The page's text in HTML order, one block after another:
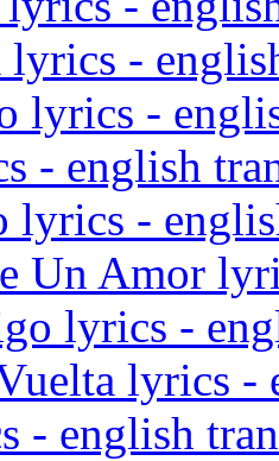
-
lyrics -
- english
lyrics -
Un Amor
lyrics -
lyrics -
- english